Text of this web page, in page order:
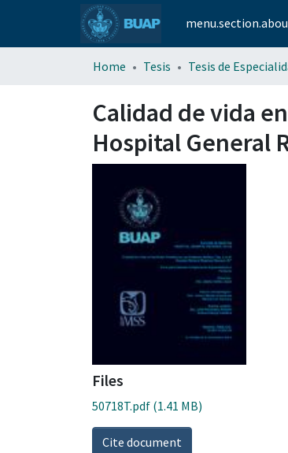
Home Tesis Tesis de
Calidad de vida
Hospital General
Files
50718T.pdf (1.41 MB)
Cite document